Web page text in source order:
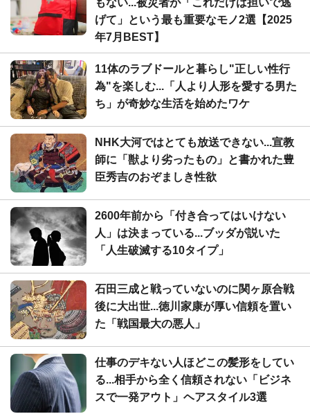
げて」という最も重要なモノ2選【2025
年7月BEST】
11体のラブドールと暮らし"正しい性行
為"を楽しむ...「人より人形を愛する男た
ち」が奇妙な生活を始めたワケ
NHK大河ではとても放送できない...宣教
師に「獣より劣ったもの」と書かれた豊
臣秀吉のおぞましき性欲
2600年前から「付き合ってはいけない
人」は決まっている...ブッダが説いた
「人生破滅する10タイプ」
石田三成と戦っていないのに関ヶ原合戦
後に大出世...徳川家康が厚い信頼を置い
た「戦国最大の悪人」
仕事のデキない人ほどこの髪形をしてい
る...相手から全く信頼されない「ビジネ
スで一発アウト」ヘアスタイル3選